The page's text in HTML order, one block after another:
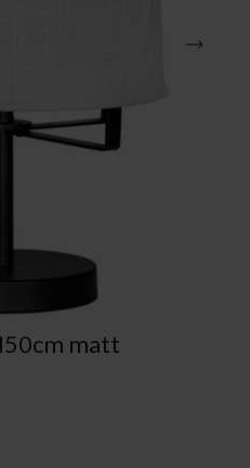
matt